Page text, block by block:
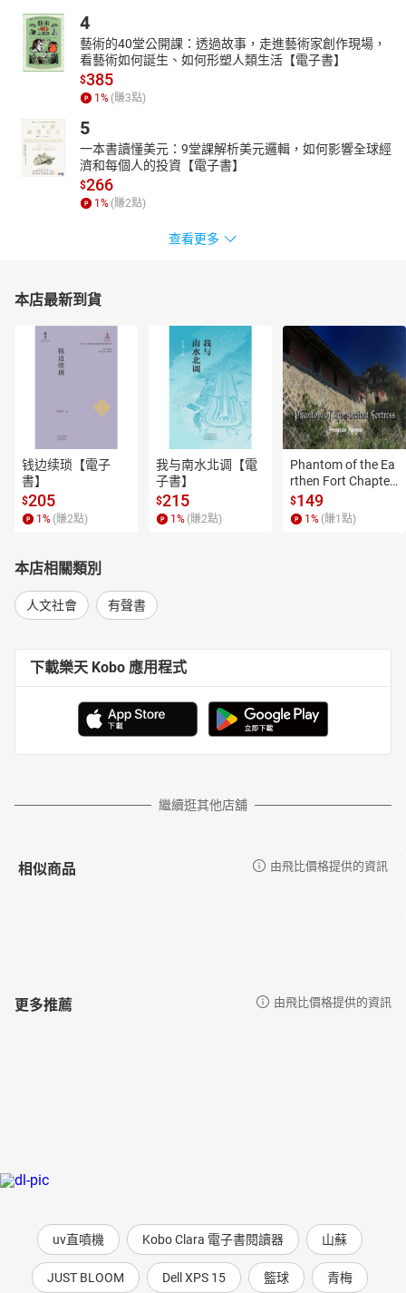
4
藝術的40堂公開課：透過故事，走進藝術家創作現場，
看藝術如何誕生、如何形塑人類生活【電子書】
$385
1 % (賺3點)
5
一本書讀懂美元：9堂課解析美元邏輯，如何影響全球經
濟和每個人的投資【電子書】
$266
1 % (賺2點)
查看更多
本店最新到貨
钱边续琐【電子
書】
$205
1 % (賺2點)
我与南水北调【電
子書】
$215
1 % (賺2點)
Phantom of the Ea
rthen Fort Chapter
4【有聲書】
$149
1 % (賺1 點)
本店相關類別
人文社會 有聲書
下載樂天 Kobo 應用程式
繼續逛其他店舖
相似商品 由飛比價格提供的資訊
更多推薦 由飛比價格提供的資訊
uv直噴機 Kobo Clara 電子書閱讀器 山蘇
JUST BLOOM Dell XPS 15 籃球 青梅